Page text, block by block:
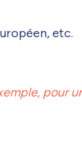
etc.
pour